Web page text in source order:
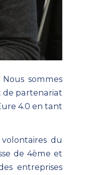
Nous sommes
de partenariat
4.0 en tant
du
de 4ème et
entreprises